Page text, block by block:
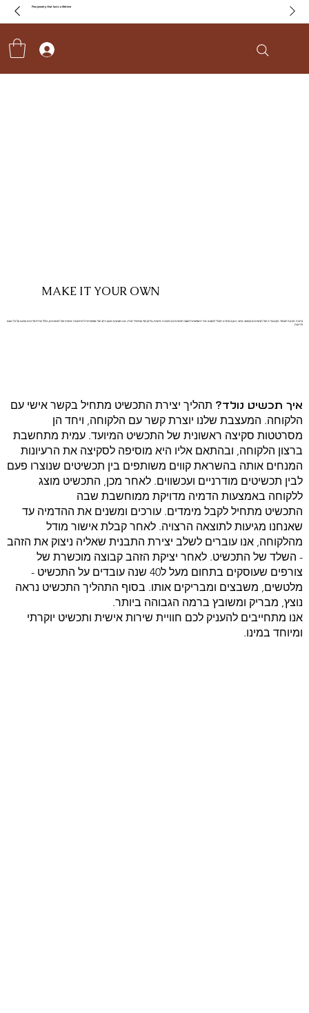
Fine jewelry that lasts a lifetime
MAKE IT YOUR OWN
ברוכה הבאה לעמוד הקטגוריה של תכשיטים בעיצוב אישי. כאן באתרנו תוכלי למצוא את האפשרות לעצב תכשיטים בהזמנה אישית, בדיוק כפי שתמיד רצית. אנו מציעים מגוון רחב של אפשרויות להתאמה אישית של תכשיטים, כולל יצירת פריטים שיענו על כל טעם
ודרישה.
איך תכשיט נולד? תהליך יצירת התכשיט מתחיל בקשר אישי עם
הלקוחה. המעצבת שלנו יוצרת קשר עם הלקוחה, ויחד הן
מסרטטות סקיצה ראשונית של התכשיט המיועד. עמית מתחשבת
ברצון הלקוחה, ובהתאם אליו היא מוסיפה לסקיצה את הרעיונות
המנחים אותה בהשראת קווים משותפים בין תכשיטים שנוצרו פעם
לבין תכשיטים מודרניים ועכשווים. לאחר מכן, התכשיט מוצג
ללקוחה באמצעות הדמיה מדויקת ממוחשבת שבה
התכשיט מתחיל לקבל מימדים. עורכים ומשנים את ההדמיה עד
שאנחנו מגיעות לתוצאה הרצויה. לאחר קבלת אישור מודל
מהלקוחה, אנו עוברים לשלב יצירת התבנית שאליה ניצוק את הזהב
- השלד של התכשיט. לאחר יציקת הזהב קבוצה מוכשרת של
צורפים שעוסקים בתחום מעל ל40 שנה עובדים על התכשיט -
מלטשים, משבצים ומבריקים אותו. בסוף התהליך התכשיט נראה
נוצץ, מבריק ומשובץ ברמה הגבוהה ביותר.
אנו מתחייבים להעניק לכם חוויית שירות אישית ותכשיט יוקרתי
ומיוחד במינו.